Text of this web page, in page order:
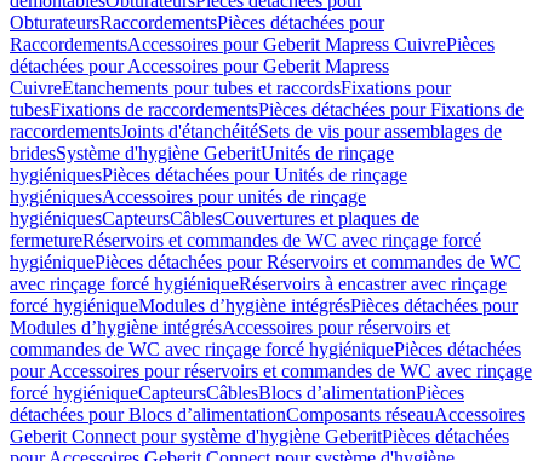
ObturateursRaccordementsPièces détachées pour
RaccordementsAccessoires pour Geberit Mapress CuivrePièces
détachées pour Accessoires pour Geberit Mapress
CuivreEtanchements pour tubes et raccordsFixations pour
tubesFixations de raccordementsPièces détachées pour Fixations de
raccordementsJoints d'étanchéitéSets de vis pour assemblages de
bridesSystème d'hygiène GeberitUnités de rinçage
hygiéniquesPièces détachées pour Unités de rinçage
hygiéniquesAccessoires pour unités de rinçage
hygiéniquesCapteursCâblesCouvertures et plaques de
fermetureRéservoirs et commandes de WC avec rinçage forcé
hygiéniquePièces détachées pour Réservoirs et commandes de WC
avec rinçage forcé hygiéniqueRéservoirs à encastrer avec rinçage
forcé hygiéniqueModules d’hygiène intégrésPièces détachées pour
Modules d’hygiène intégrésAccessoires pour réservoirs et
commandes de WC avec rinçage forcé hygiéniquePièces détachées
pour Accessoires pour réservoirs et commandes de WC avec rinçage
forcé hygiéniqueCapteursCâblesBlocs d’alimentationPièces
détachées pour Blocs d’alimentationComposants réseauAccessoires
Geberit Connect pour système d'hygiène GeberitPièces détachées